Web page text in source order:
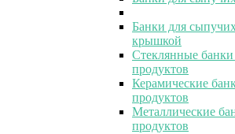
Банки для
крышкой
Стеклянные
продуктов
Керамические
продуктов
Металлические
продуктов